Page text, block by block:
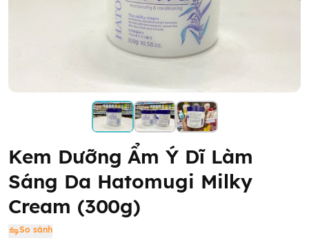
Kem Dưỡng Ẩm Ý Dĩ Làm
Sáng Da Hatomugi Milky
Cream (300g)
So sánh